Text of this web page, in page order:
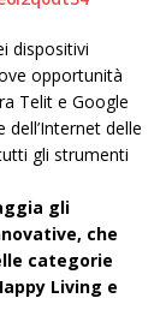
dispositivi
opportunità
Telit e Google
delle
gli strumenti
gli
che
categorie
Living e